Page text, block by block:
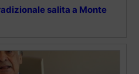
salita a Monte